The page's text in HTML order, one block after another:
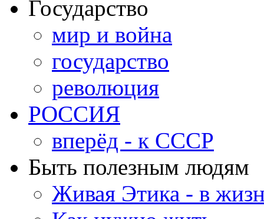
Государство
мир и война
государство
революция
РОССИЯ
вперёд - к СССР
Быть полезным людям
Живая Этика - в